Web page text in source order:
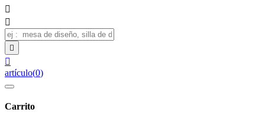




artículo(0)
Carrito